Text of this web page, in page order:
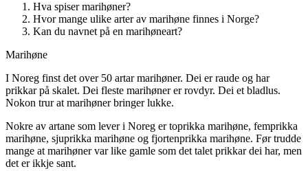
Hva spiser marihøner?
Hvor mange ulike arter av marihøne finnes i Norge?
Kan du navnet på en marihøneart?
Marihøne
I Noreg finst det over 50 artar marihøner. Dei er raude og har
prikkar på skalet. Dei fleste marihøner er rovdyr. Dei et bladlus.
Nokon trur at marihøner bringer lukke.
Nokre av artane som lever i Noreg er toprikka marihøne, femprikka
marihøne, sjuprikka marihøne og fjortenprikka marihøne. Før trudde
mange at marihøner var like gamle som det talet prikkar dei har, men
det er ikkje sant.